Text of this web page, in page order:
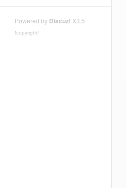
Powered by Discuz! X3.5
!copyright!